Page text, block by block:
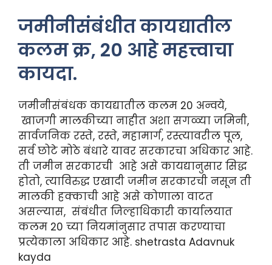
जमीनीसंबंधीत कायद्यातील
कलम क्र, 20 आहे महत्त्वाचा
कायदा.
जमीनीसंबंधक कायद्यातील कलम 20 अन्वये,
खाजगी मालकीच्या नाहीत अशा सगळ्या जमिनी,
सार्वजनिक रस्ते, रस्ते, महामार्ग, रस्त्यावरील पूल,
सर्व छोटे मोठे बंधारे यावर सरकारचा अधिकार आहे.
ती जमीन सरकारची आहे असे कायद्यानुसार सिद्ध
होतो, त्याविरुद्ध एखादी जमीन सरकारची नसून ती
मालकी हक्काची आहे असे कोणाला वाटत
असल्यास, संबंधीत जिल्हाधिकारी कार्यालयात
कलम 20 च्या नियमांनुसार तपास करण्याचा
प्रत्येकाला अधिकार आहे. shetrasta Adavnuk
kayda